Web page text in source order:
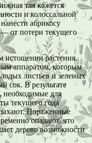
тля кажется
и колоссальной
абрикосу
от потери текущего
истощении растения.
аппаратом, которым
листьев и зеленых
сок. В результате
необходимые для
текущего года
Пораженные
опадают, что
дерево возможности